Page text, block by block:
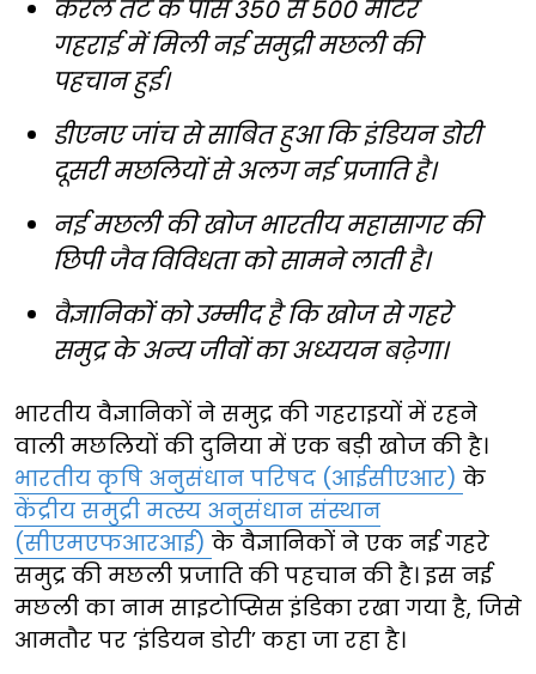
केरल तट के पास 350 से 500 मीटर
गहराई में मिली नई समुद्री मछली की
पहचान हुई।
डीएनए जांच से साबित हुआ कि इंडियन डोरी
दूसरी मछलियों से अलग नई प्रजाति है।
नई मछली की खोज भारतीय महासागर की
छिपी जैव विविधता को सामने लाती है।
वैज्ञानिकों को उम्मीद है कि खोज से गहरे
समुद्र के अन्य जीवों का अध्ययन बढ़ेगा।
भारतीय वैज्ञानिकों ने समुद्र की गहराइयों में रहने
वाली मछलियों की दुनिया में एक बड़ी खोज की है।
भारतीय कृषि अनुसंधान परिषद (आईसीएआर) के
केंद्रीय समुद्री मत्स्य अनुसंधान संस्थान
(सीएमएफआरआई) के वैज्ञानिकों ने एक नई गहरे
समुद्र की मछली प्रजाति की पहचान की है। इस नई
मछली का नाम साइटोप्सिस इंडिका रखा गया है, जिसे
आमतौर पर ‘इंडियन डोरी’ कहा जा रहा है।